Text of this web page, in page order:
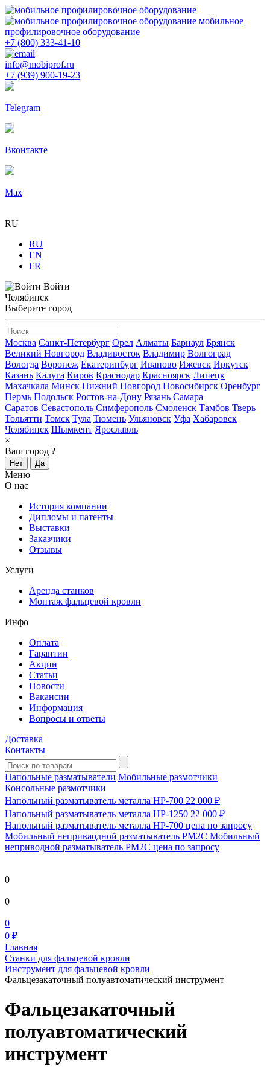
мобильное
профилировочное оборудование
+7 (800) 333-41-10
info@mobiprof.ru
+7 (939) 900-19-23
Telegram
Вконтакте
Max
RU
RU
EN
FR
Войти
Челябинск
Выберите город
Москва Санкт-Петербург Орел Алматы Барнаул Брянск
Великий Новгород Владивосток Владимир Волгоград
Вологда Воронеж Екатеринбург Иваново Ижевск Иркутск
Казань Калуга Киров Краснодар Красноярск Липецк
Махачкала Минск Нижний Новгород Новосибирск Оренбург
Пермь Подольск Ростов-на-Дону Рязань Самара
Саратов Севастополь Симферополь Смоленск Тамбов Тверь
Тольятти Томск Тула Тюмень Ульяновск Уфа Хабаровск
Челябинск Шымкент Ярославль
×
Ваш город ?
Нет Да
Меню
О нас
История компании
Дипломы и патенты
Выставки
Заказчики
Отзывы
Услуги
Аренда станков
Монтаж фальцевой кровли
Инфо
Оплата
Гарантии
Акции
Статьи
Новости
Вакансии
Информация
Вопросы и ответы
Доставка
Контакты
Напольные разматыватели Мобильные размотчики
Консольные размотчики
Напольный разматыватель металла HP-700 22 000 ₽
Напольный разматыватель металла HP-1250 22 000 ₽
Напольный разматыватель металла HP-700 цена по запросу
Мобильный непривaодной разматыватель РМ2С Мобильный
неприводной разматыватель РМ2С цена по запросу
0
0
0
0 ₽
Главная
Станки для фальцевой кровли
Инструмент для фальцевой кровли
Фальцезакаточный полуавтоматический инструмент
Фальцезакаточный
полуавтоматический
инструмент